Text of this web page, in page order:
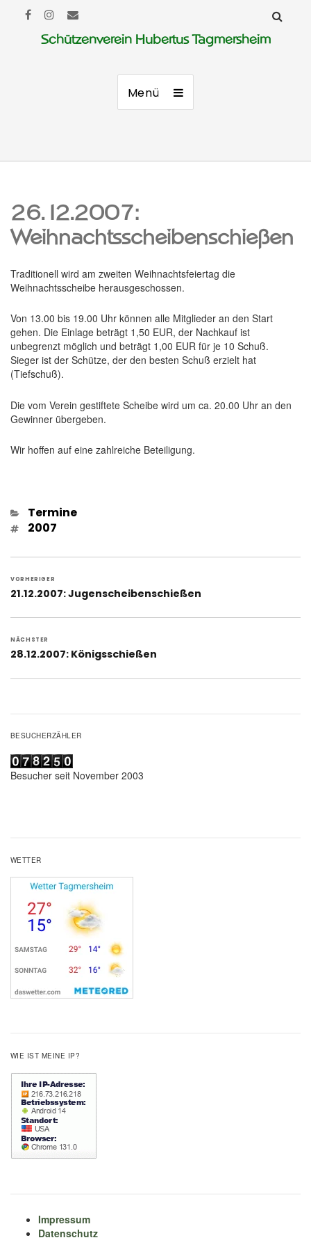
Schützenverein Hubertus Tagmersheim
Menü
26.12.2007:
Weihnachtsscheibenschießen
Traditionell wird am zweiten Weihnachtsfeiertag die
Weihnachtsscheibe herausgeschossen.
Von 13.00 bis 19.00 Uhr können alle Mitglieder an den Start
gehen. Die Einlage beträgt 1,50 EUR, der Nachkauf ist
unbegrenzt möglich und beträgt 1,00 EUR für je 10 Schuß.
Sieger ist der Schütze, der den besten Schuß erzielt hat
(Tiefschuß).
Die vom Verein gestiftete Scheibe wird um ca. 20.00 Uhr an den
Gewinner übergeben.
Wir hoffen auf eine zahlreiche Beteiligung.
Kategorien
Termine
Schlagwörter
2007
VORHERIGER
Vorheriger
21.12.2007: Jugenscheibenschießen
NÄCHSTER
Nächster
28.12.2007: Königsschießen
BESUCHERZÄHLER
Besucher seit November 2003
WETTER
WIE IST MEINE IP?
Impressum
Datenschutz